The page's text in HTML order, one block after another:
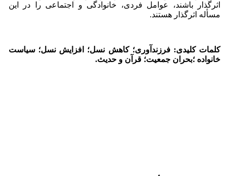
اثرگذار باشند، عوامل فردی، خانوادگی و اجتماعی را در این
مسأله اثرگذار هستند.
کلمات کلیدی: فرزندآوری؛ کاهش نسل؛ افزایش نسل؛ سیاست
خانواده ؛بحران جمعیت؛ قرآن و حدیث.